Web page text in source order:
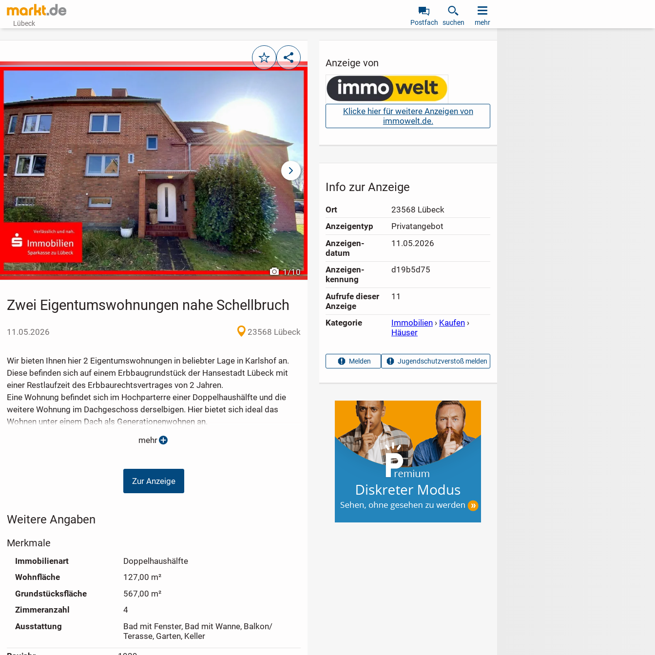
Lübeck Postfach suchen mehr
MerkenTeilen
vorheriges Bild
1/10
nächstes Bild
Zwei Eigentumswohnungen nahe Schellbruch
11.05.2026 23568 Lübeck
Wir bieten Ihnen hier 2 Eigentumswohnungen in beliebter Lage in Karlshof an.
Diese befinden sich auf einem Erbbaugrundstück der Hansestadt Lübeck mit
einer Restlaufzeit des Erbbaurechtsvertrages von 2 Jahren.
Eine Wohnung befindet sich im Hochparterre einer Doppelhaushälfte und die
weitere Wohnung im Dachgeschoss derselbigen. Hier bietet sich ideal das
Wohnen unter einem Dach als Generationenwohnen an.
Das Haus ist voll unterkellert und verfügt weiterhin über 3 Garagen sowie einen
Rufen Sie am besten gleich an, um einen Termin zu vereinbaren.
mehr
Zur Anzeige
Weitere Angaben
Merkmale
Immobilienart
Doppelhaushälfte
Wohnfläche
127,00 m²
Grundstücksfläche
567,00 m²
Zimmeranzahl
4
Ausstattung
Bad mit Fenster, Bad mit Wanne, Balkon/
Terasse, Garten, Keller
Anzeige von
Klicke hier für weitere Anzeigen von
immowelt.de.
Info zur Anzeige
Ort
23568 Lübeck
Anzeigen­typ
Privatangebot
Anzeigen­
datum
11.05.2026
Anzeigen­
kennung
d19b5d75
Aufrufe dieser
Anzeige
11
Kategorie Immobilien › Kaufen ›
Häuser
Melden Jugendschutzverstoß melden